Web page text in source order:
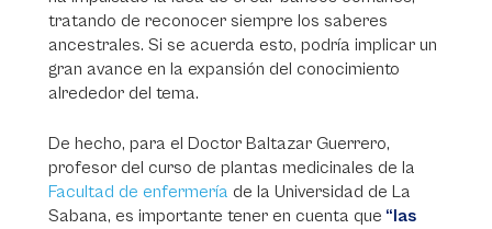
tratando de reconocer siempre los saberes
ancestrales. Si se acuerda esto, podría implicar un
gran avance en la expansión del conocimiento
alrededor del tema.
De hecho, para el Doctor Baltazar Guerrero,
profesor del curso de plantas medicinales de la
Facultad de enfermería de la Universidad de La
Sabana, es importante tener en cuenta que “las